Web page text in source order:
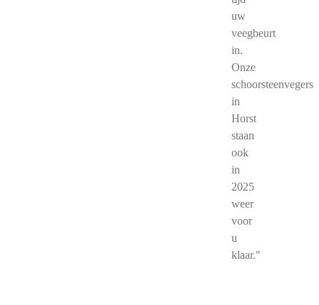
uw
veegbeurt
in.
Onze
schoorsteenvegers
in
Horst
staan
ook
in
2025
weer
voor
u
klaar."